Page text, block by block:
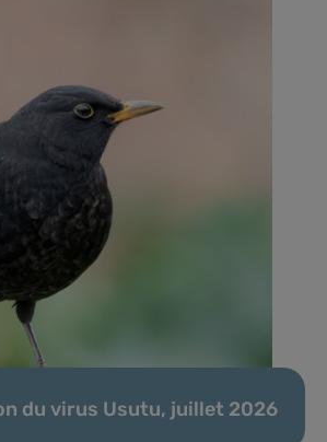
du virus Usutu, juillet 2026